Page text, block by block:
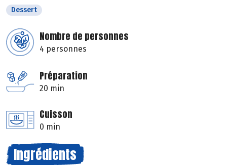
Dessert
Nombre de personnes
4 personnes
Préparation
20 min
Cuisson
0 min
Ingrédients